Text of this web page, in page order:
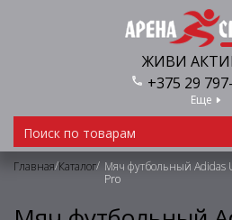
ЖИВИ
+375 29
Еще
Главная/Каталог/ Мяч футбольный Adidas
Pro